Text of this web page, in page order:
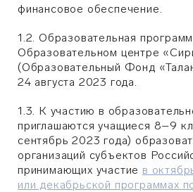
финансовое обеспечение.
1.2. Образовательная
Образовательном центре
(Образовательный Фонд
24 августа 2023 года.
1.3. К участию в
приглашаются учащиеся 8–9
сентябрь 2023 года)
организаций субъектов
принимающих участие в
или декабрьской программах